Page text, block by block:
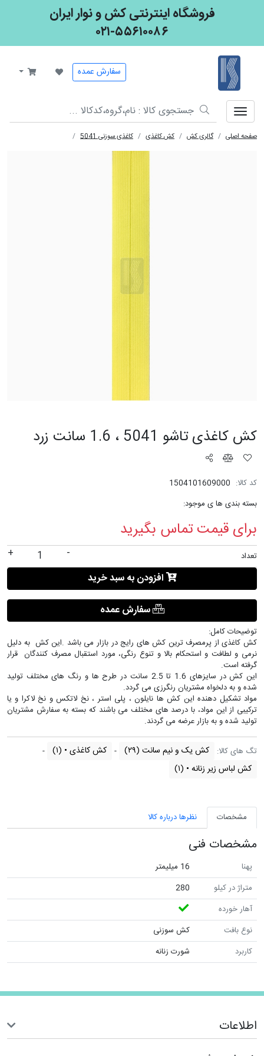
فروشگاه اینترنتی کش و نوار ایران
۰۲۱-۵۵۶۱۰۰۸۶
سفارش عمده
صفحه اصلی گالری کش کش کاغذی کاغذی سوزنی 5041
کش کاغذی تاشو 5041 ، 1.6 سانت زرد
کد کالا: 1504101609000
بسته بندی ها ی موجود:
برای قیمت تماس بگیرید
تعداد -
+
افزودن به سبد خرید
سفارش عمده
توضیحات کامل:
کش کاغذی از پرمصرف ترین کش های رایج در بازار می باشد .این کش به دلیل
نرمی و لطافت و استحکام بالا و تنوع رنگی، مورد استقبال مصرف کنندگان قرار
گرفته است.
این کش در سایزهای 1.6 تا 2.5 سانت در طرح ها و رنگ های مختلف تولید
شده و به دلخواه مشتریان رنگرزی می گردد.
مواد تشکیل دهنده این کش ها نایلون ، پلی استر ، نخ لاتکس و نخ لاکرا و یا
ترکیبی از این مواد، با درصد های مختلف می باشند که بسته به سفارش مشتریان
تولید شده و به بازار عرضه می گردند.
تگ های کالا: کش یک و نیم سانت (۲۹) کش کاغذی • (۱)
کش لباس زیر زنانه • (۱)
مشخصات نظرها درباره کالا
مشخصات فنی
پهنا
16 میلیمتر
متراژ در کیلو
280
آهار خورده
نوع بافت
کش سوزنی
کاربرد
شورت زنانه
اطلاعات